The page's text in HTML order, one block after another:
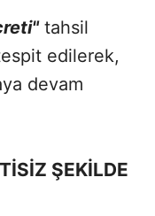
tahsil
edilerek,
devam
ŞEKİLDE